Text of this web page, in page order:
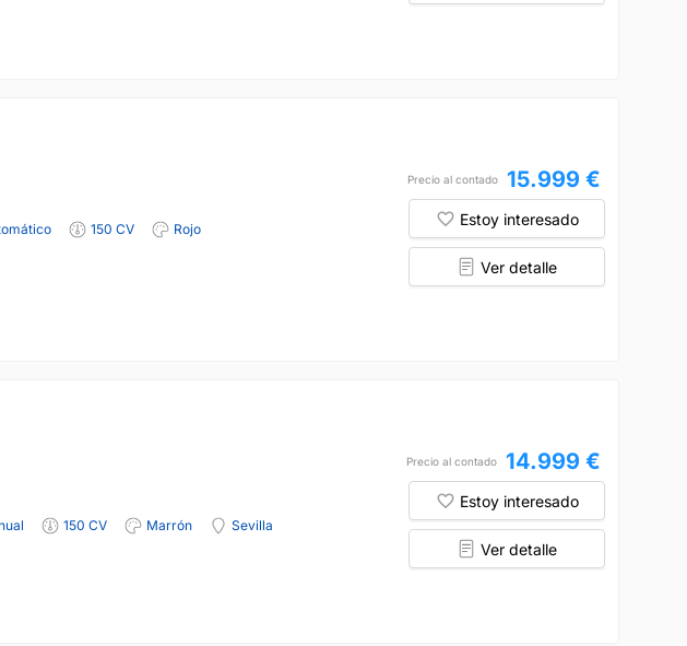
150 CV
Rojo
Precio al contado 15.999 €
Estoy interesado
Ver detalle
150 CV Marrón
Sevilla
Precio al contado 14.999 €
Estoy interesado
Ver detalle